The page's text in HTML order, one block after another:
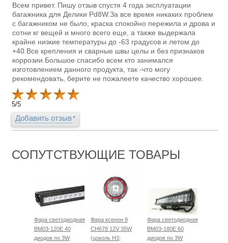
Всем привет. Пишу отзыв спустя 4 года эксплуатации
багажника для Делики Pd8W.За все время никаких проблем
с багажником не было, краска спокойно пережила и дрова и
сотни кг вещей и много всего еще, а также выдержала
крайне низкие температуры до -63 градусов и летом до
+40.Все крепления и сварные швы целы и без признаков
коррозии.Большое спасибо всем кто занимался
изготовлением данного продукта, так -что могу
рекомендовать, берите не пожалеете качество хорошее.
5/5
Добавить отзыв
СОПУТСТВУЮЩИЕ ТОВАРЫ
Фара светодиодная
BM03-120E 40
диодов по 3W
Фара ксенон 9
CH678 12V 35W
(цоколь H3;
Фара светодиодная
BM03-180E 60
диодов по 3W